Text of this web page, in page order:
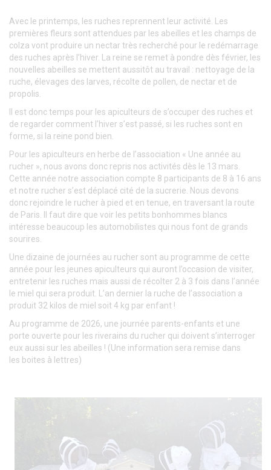
Avec le printemps, les ruches reprennent leur activité. Les
premières fleurs sont attendues par les abeilles et les champs de
colza vont produire un nectar très recherché pour le redémarrage
des ruches après l’hiver. La reine se remet à pondre dès février, les
nouvelles abeilles se mettent aussitôt au travail : nettoyage de la
ruche, élevages des larves, récolte de pollen, de nectar et de
propolis.
Il est donc temps pour les apiculteurs de s’occuper des ruches et
de regarder comment l’hiver s’est passé, si les ruches sont en
forme, si la reine pond bien.
Pour les apiculteurs en herbe de l’association « Une année au
rucher », nous avons donc repris nos activités dès le 13 mars.
Cette année notre association compte 8 participants de 8 à 16 ans
et notre rucher s’est déplacé cité de la sucrerie. Nous devons
donc rejoindre le rucher à pied et en tenue, en traversant la route
de Paris. Il faut dire que voir les petits bonhommes blancs
intéresse beaucoup les automobilistes qui nous font de grands
sourires.
Une dizaine de journées au rucher sont au programme de cette
année pour les jeunes apiculteurs qui auront l’occasion de visiter,
entretenir les ruches mais aussi de récolter 2 à 3 fois dans l’année
le miel qui sera produit. L’an dernier la ruche de l’association a
produit 32 kilos de miel soit 4 kg par enfant !
Au programme de 2026, une journée parents-enfants et une
porte ouverte pour les riverains du rucher qui doivent s’interroger
eux aussi sur les abeilles ! (Une information sera remise dans
les boites à lettres)